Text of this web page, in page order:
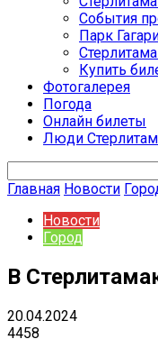
События
Парк
Купить
Фотогалерея
Погода
Онлайн билеты
Люди
Главная Новости
Новости
Город
В
20.04.2024
4458